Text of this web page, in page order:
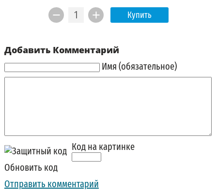
Купить
Добавить Комментарий
Имя (обязательное)
Код на картинке
Обновить код
Отправить комментарий